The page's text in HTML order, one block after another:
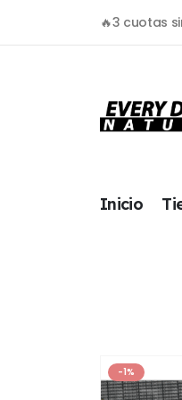
🔥3 cuotas
Inicio
-1%